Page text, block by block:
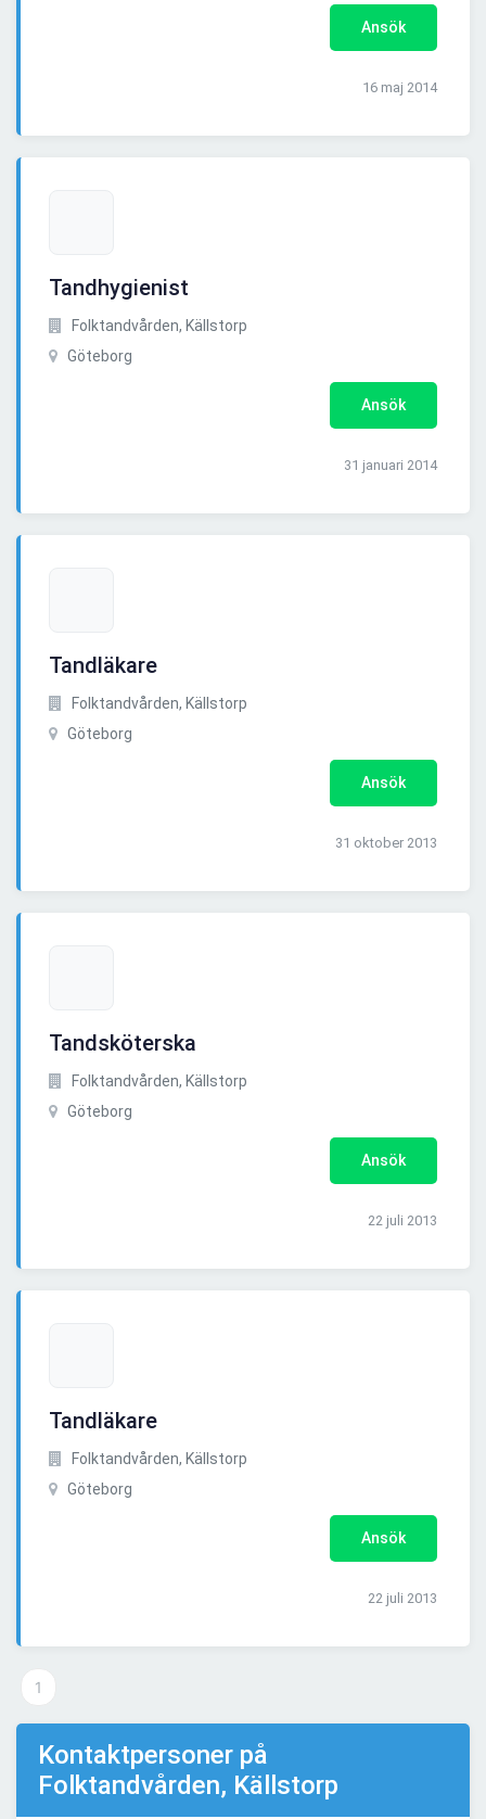
Ansök
16 maj 2014
Tandhygienist
Folktandvården, Källstorp
Göteborg
Ansök
31 januari 2014
Tandläkare
Folktandvården, Källstorp
Göteborg
Ansök
31 oktober 2013
Tandsköterska
Folktandvården, Källstorp
Göteborg
Ansök
22 juli 2013
Tandläkare
Folktandvården, Källstorp
Göteborg
Ansök
22 juli 2013
1
Kontaktpersoner på
Folktandvården, Källstorp